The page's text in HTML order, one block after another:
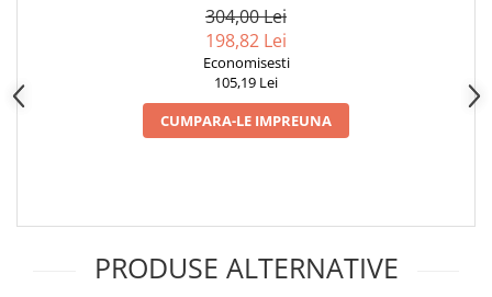
CU PRINDERE CUREA
304,00 Lei
198,82 Lei
Economisesti
105,19 Lei
CUMPARA-LE IMPREUNA
PRODUSE ALTERNATIVE